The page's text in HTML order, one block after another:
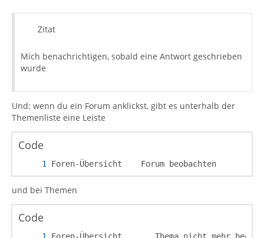
Zitat
Mich benachrichtigen, sobald eine Antwort geschrieben
wurde
Und: wenn du ein Forum anklickst, gibt es unterhalb der
Themenliste eine Leiste
Code
Foren-Übersicht    Forum beobachten
und bei Themen
Code